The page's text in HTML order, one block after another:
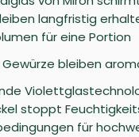
langfristig
für eine Portion
Gewürze bleiben
stoppt
für